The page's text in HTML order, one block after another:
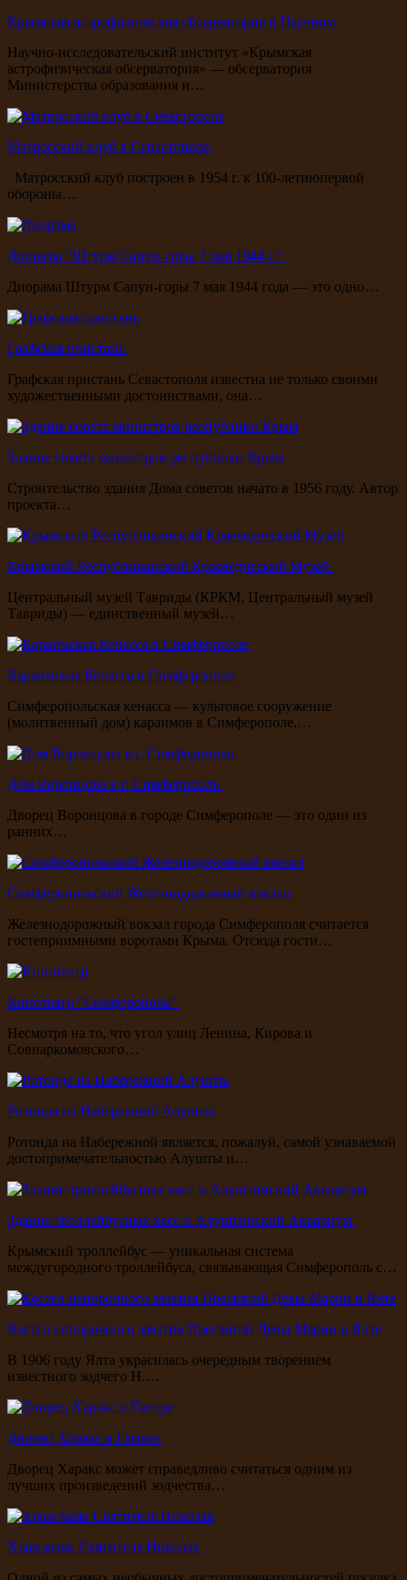
Крымская астрофизическая обсерватория в Научном
Научно-исследовательский институт «Крымская
астрофизическая обсерватория» — обсерватория
Министерства образования и…
Матросский клуб в Севастополе
Матросский клуб построен в 1954 г. к 100-летиюпервой
обороны…
Диорама "Штурм Сапун-горы 7 мая 1944 г."
Диорама Штурм Сапун-горы 7 мая 1944 года — это одно…
Графская пристань
Графская пристань Севастополя известна не только своими
художественными достоинствами, она…
Здание совета министров республики Крым
Строительство здания Дома советов начато в 1956 году. Автор
проекта…
Крымский Республиканский Краеведческий Музей
Центральный музей Тавриды (КРКМ, Центральный музей
Тавриды) — единственный музей…
Караимская Кенасса в Симферополе
Симферопольская кенасса — культовое сооружение
(молитвенный дом) караимов в Симферополе,…
Дом Воронцова в г. Симферополь
Дворец Воронцова в городе Симферополе — это один из
ранних…
Симферопольский Железнодорожный вокзал
Железнодорожный вокзал города Симферополя считается
гостеприимными воротами Крыма. Отсюда гости…
Кинотеатр "Симферополь"
Несмотря на то, что угол улиц Ленина, Кирова и
Совнаркомовского…
Ротонда на Набережной Алушты
Ротонда на Набережной является, пожалуй, самой узнаваемой
достопримечательностью Алушты и…
Здание троллейбусных касс и Алуштинский Аквариум
Крымский троллейбус — уникальная система
междугородного троллейбуса, связывающая Симферополь с…
Костел непорочного зачатия Пресвятой Девы Марии в Ялте
В 1906 году Ялта украсилась очередным творением
известного зодчего Н.…
Дворец Харакс в Гаспре
Дворец Харакс может справедливо считаться одним из
лучших произведений зодчества…
Храм-маяк Святителя Николая